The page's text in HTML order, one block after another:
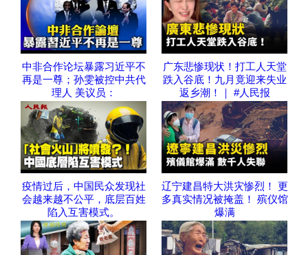
中非合作论坛暴露习近平不
再是一尊；孙雯被控中共代
理人 美议员：
广东悲惨现状！打工人天堂
跌入谷底！九月竟迎来失业
返乡潮！｜ #人民报
疫情过后，中国民众发现社
会越来越不公平，底层百姓
陷入互害模式。
辽宁建昌特大洪灾惨烈！ 更
多真实情况被掩盖！ 殡仪馆
爆满